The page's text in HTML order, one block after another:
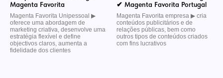
Magenta Favorita
Magenta Favorita Unipessoal ▶︎
oferece uma abordagem de
marketing criativa, desenvolve uma
estratégia flexível e define
objectivos claros, aumenta a
fidelidade dos clientes
✔ Magenta Favorita Portugal
Magenta Favorita empresa ▶︎ cria
conteúdos publicitários e de
relações públicas, bem como
outros tipos de conteúdos criados
com fins lucrativos